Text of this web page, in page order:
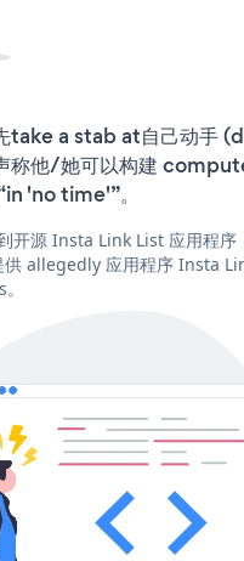
take a stab at自己动手
称他/她可以构建
'no time'”。
开源 Insta Link List 应用程
allegedly 应用程序 Insta